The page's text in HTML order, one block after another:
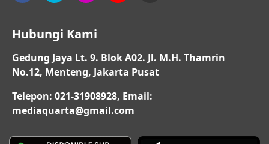
Hubungi Kami
Gedung Jaya Lt. 9. Blok A02. Jl. M.H. Thamrin
No.12, Menteng, Jakarta Pusat
Telepon: 021-31908928, Email:
mediaquarta@gmail.com